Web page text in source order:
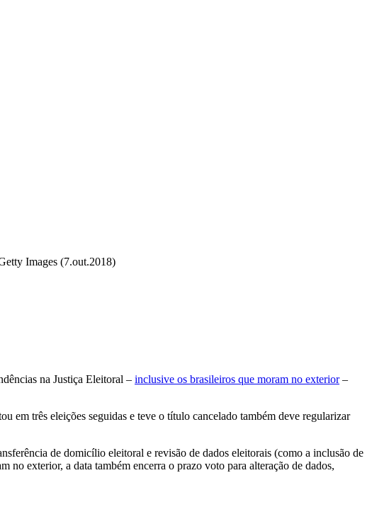
Images (7.out.2018)
na Justiça Eleitoral – inclusive os brasileiros que moram no exterior–
em três eleições seguidas e teve o título cancelado também deve regularizar
de domicílio eleitoral e revisão de dados eleitorais (como a inclusão de
exterior, a data também encerra o prazo voto para alteração de dados,